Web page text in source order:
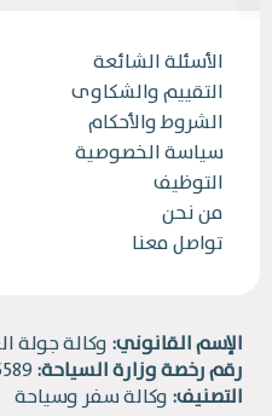
الأسئلة الشائعة
التقييم والشكاوى
الشروط والأحكام
سياسة الخصوصية
التوظيف
من نحن
تواصل معنا
الإسم القانوني: وكالة جولة
رقم رخصة وزارة السياحة:
التصنيف: وكالة سفر وسياحة